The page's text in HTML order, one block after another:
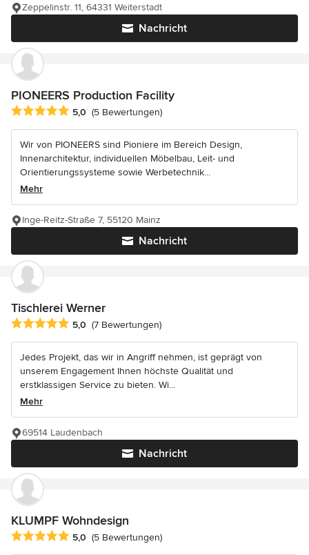
Nachricht
Zeppelinstr. 11, 64331 Weiterstadt
PIONEERS Production Facility
Durchschnittliche Bewertung: 5 von 5 Sternen
5,0 (5 Bewertungen)
Wir von PIONEERS sind Pioniere im Bereich Design,
Innenarchitektur, individuellen Möbelbau, Leit- und
Orientierungssysteme sowie Werbetechnik...
Mehr
Nachricht
Inge-Reitz-Straße 7, 55120 Mainz
Tischlerei Werner
Durchschnittliche Bewertung: 5 von 5 Sternen
5,0 (7 Bewertungen)
Jedes Projekt, das wir in Angriff nehmen, ist geprägt von
unserem Engagement Ihnen höchste Qualität und
erstklassigen Service zu bieten. Wi...
Mehr
Nachricht
69514 Laudenbach
KLUMPF Wohndesign
Durchschnittliche Bewertung: 5 von 5 Sternen
5,0 (5 Bewertungen)